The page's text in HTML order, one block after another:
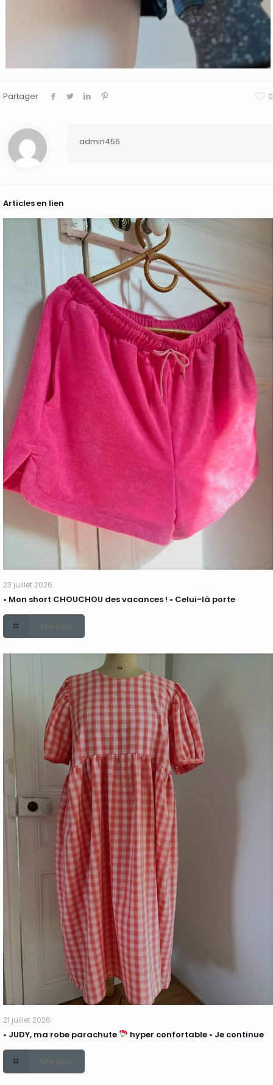
Partager 0
admin456
Articles en lien
23 juillet 2026
• Mon short CHOUCHOU des vacances ! • Celui-là porte
Lire plus
21 juillet 2026
• JUDY, ma robe parachute hyper confortable • Je continue
Lire plus